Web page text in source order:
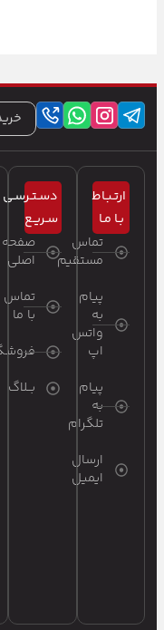
ارتـبـاط
بـا مـا
تماس
مستقیم
پیام
به
واتس
اپ
پیام
به
تلگرام
ارسال
ایمیل
دسـتـرسـی
سـریـع
صفحه
اصلی
تماس
با ما
بــلاگ